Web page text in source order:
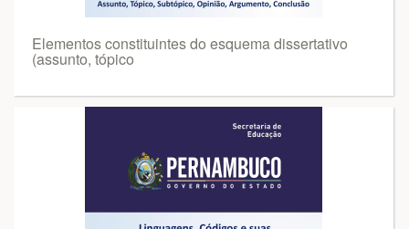
Elementos constituintes do esquema dissertativo
(assunto, tópico